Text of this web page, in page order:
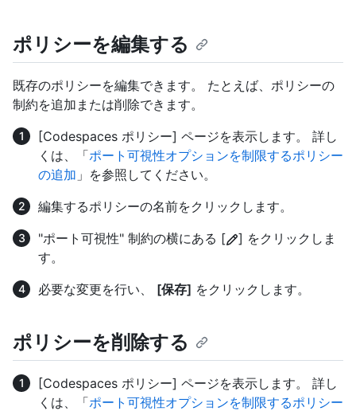
ポリシーを編集する
既存のポリシーを編集できます。 たとえば、ポリシーの
制約を追加または削除できます。
[Codespaces ポリシー] ページを表示します。 詳し
くは、「ポート可視性オプションを制限するポリシー
の追加 」を参照してください。
編集するポリシーの名前をクリックします。
"ポート可視性" 制約の横にある [
] をクリックしま
す。
必要な変更を行い、 [保存] をクリックします。
ポリシーを削除する
[Codespaces ポリシー] ページを表示します。 詳し
くは、「ポート可視性オプションを制限するポリシー